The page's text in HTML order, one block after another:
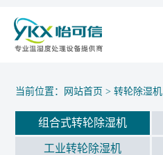
当前位置： 网站首页 >转轮除湿机
组合式转轮除湿机
工业转轮除湿机